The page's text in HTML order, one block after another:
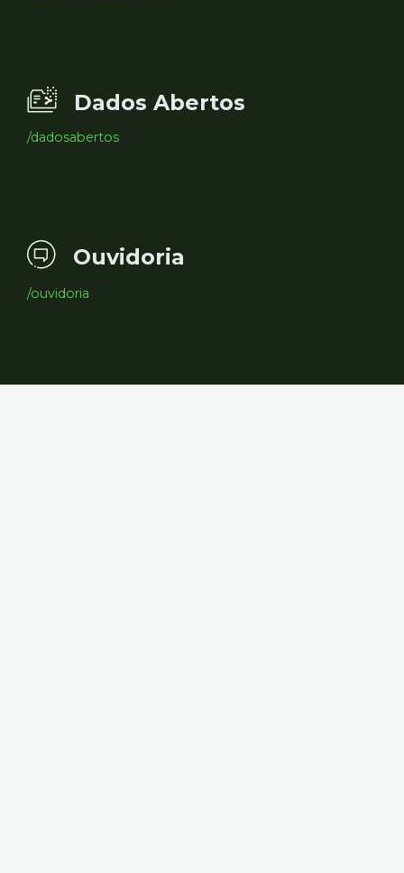
Dados Abertos
/dadosabertos
Ouvidoria
/ouvidoria